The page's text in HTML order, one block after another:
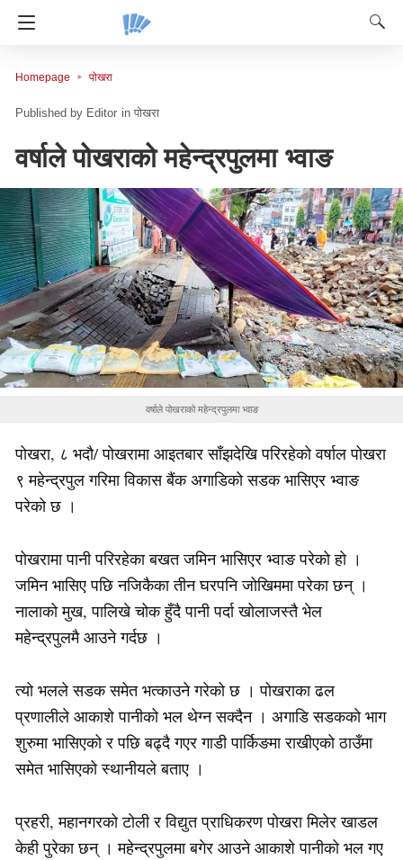
Homepage पोखरा
Editor in पोखरा
वर्षाले पोखराको महेन्द्रपुलमा भ्वाङ
वर्षाले पोखराको महेन्द्रपुलमा भ्वाङ
पोखरा, ८ भदौ/ पोखरामा आइतबार साँझदेखि परिरहेको वर्षाल पोखरा
९ महेन्द्रपुल गरिमा विकास बैंक अगाडिको सडक भासिएर भ्वाङ
परेको छ ।
पोखरामा पानी परिरहेका बखत जमिन भासिएर भ्वाङ परेको हो ।
जमिन भासिए पछि नजिकैका तीन घरपनि जोखिममा परेका छन् ।
नालाको मुख, पालिखे चोक हुँदै पानी पर्दा खोलाजस्तै भेल
महेन्द्रपुलमै आउने गर्दछ ।
त्यो भलले सडक समेत भत्काउने गरेको छ । पोखराका ढल
प्रणालीले आकाशे पानीको भल थेग्न सक्दैन । अगाडि सडकको भाग
शुरुमा भासिएको र पछि बढ्दै गएर गाडी पार्किङमा राखीएको ठाउँमा
समेत भासिएको स्थानीयले बताए ।
प्रहरी, महानगरको टोली र विद्युत प्राधिकरण पोखरा मिलेर खाडल
केही पुरेका छन् । महेन्द्रपुलमा बगेर आउने आकाशे पानीको भल गए